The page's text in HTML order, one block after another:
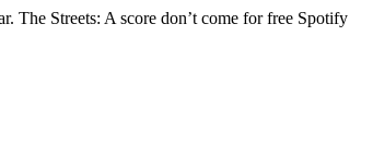
The Streets: A score don’t come for free Spotify